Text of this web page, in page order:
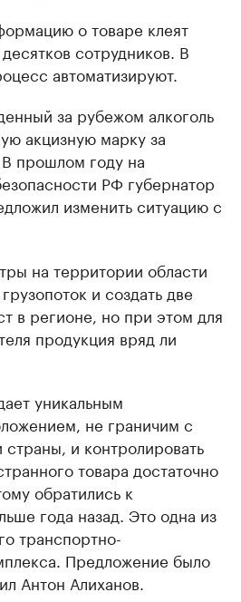
о товаре клеят
сотрудников. В
автоматизируют.
за рубежом алкоголь
акцизную марку за
прошлом году на
РФ губернатор
изменить ситуацию с
на территории области
и создать две
в регионе, но при этом для
продукция вряд ли
уникальным
не граничим с
и контролировать
товара достаточно
обратились к
года назад. Это одна из
транспортно-
Предложение было
Антон Алиханов.